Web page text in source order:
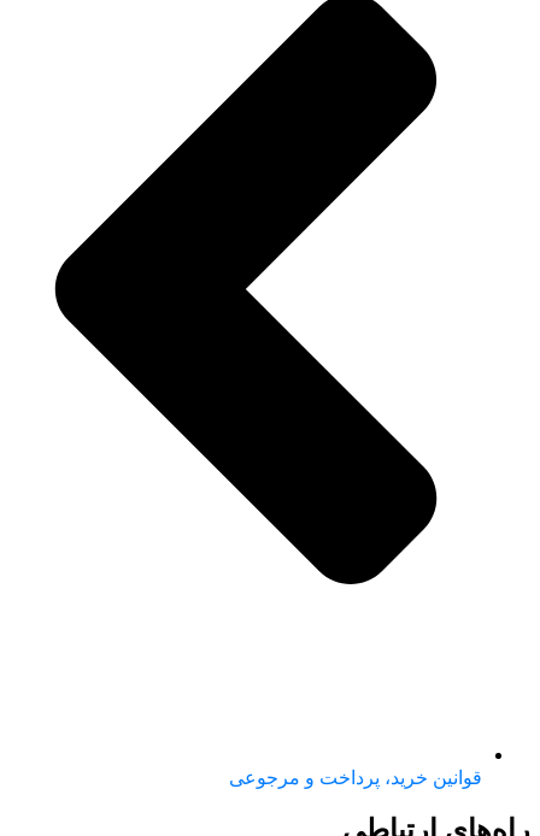
قوانین خرید، پرداخت و مرجوعی
راه‌های ارتباطی